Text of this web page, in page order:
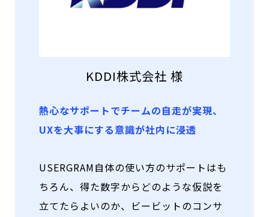
KDDI株式会社 様
熱心なサポートでチームの自走が実現、
UXを大事にする意識が社内に浸透
USERGRAM自体の使い方のサポートはも
ちろん、得た数字からどのような仮説を
立てたらよいのか、ビービットのコンサ